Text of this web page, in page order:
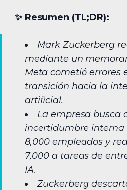
✨︎ Resumen (TL;DR):
Mark Zuckerberg
mediante un
Meta cometió errores
transición hacia la
artificial.
La empresa busca
incertidumbre interna
8,000 empleados y
7,000 a tareas de
IA.
Zuckerberg